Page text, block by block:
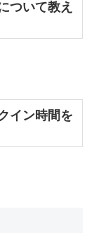
ついて教え
イン時間を